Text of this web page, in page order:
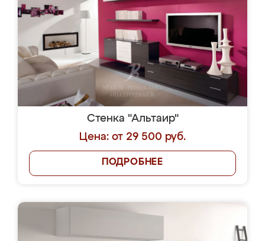
Стенка "Альтаир"
Цена: от 29 500 руб.
ПОДРОБНЕЕ